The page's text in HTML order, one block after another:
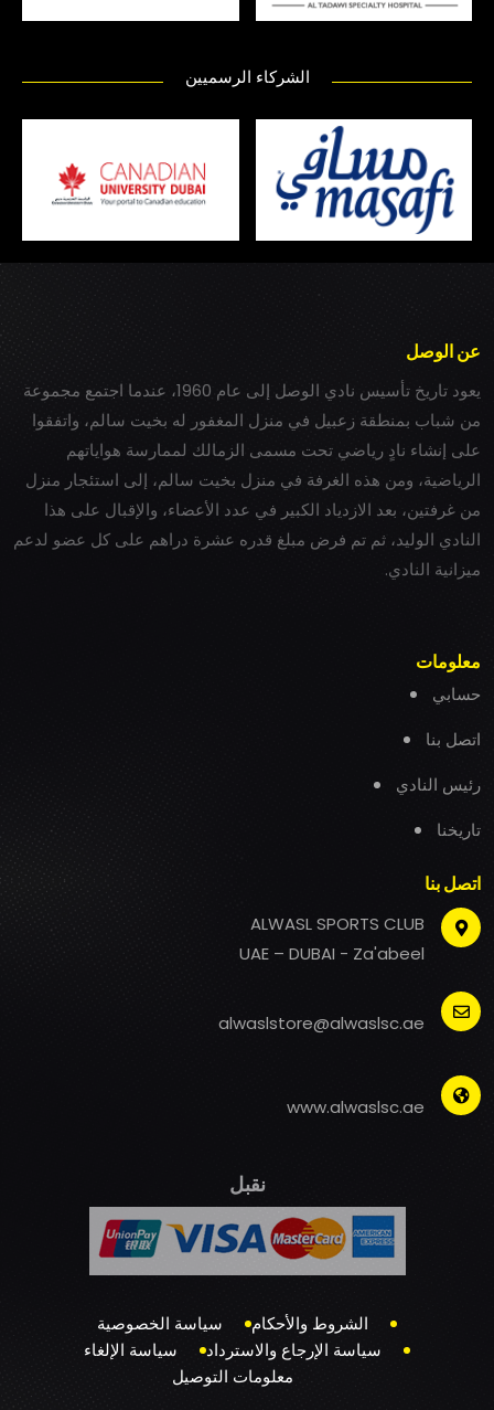
الشركاء الرسميين
عن الوصل
يعود تاريخ تأسيس نادي الوصل إلى عام 1960، عندما اجتمع مجموعة
من شباب بمنطقة زعبيل في منزل المغفور له بخيت سالم، واتفقوا
على إنشاء نادٍ رياضي تحت مسمى الزمالك لممارسة هواياتهم
الرياضية، ومن هذه الغرفة في منزل بخيت سالم، إلى استئجار منزل
من غرفتين، بعد الازدياد الكبير في عدد الأعضاء، والإقبال على هذا
النادي الوليد، ثم تم فرض مبلغ قدره عشرة دراهم على كل عضو لدعم
ميزانية النادي.
معلومات
حسابي
اتصل بنا
رئيس النادي
تاريخنا
اتصل بنا
ALWASL SPORTS CLUB
UAE – DUBAI - Za'abeel
alwaslstore@alwaslsc.ae
www.alwaslsc.ae
نقبل
الشروط والأحكام
سياسة الخصوصية
سياسة الإرجاع والاسترداد
سياسة الإلغاء
معلومات التوصيل